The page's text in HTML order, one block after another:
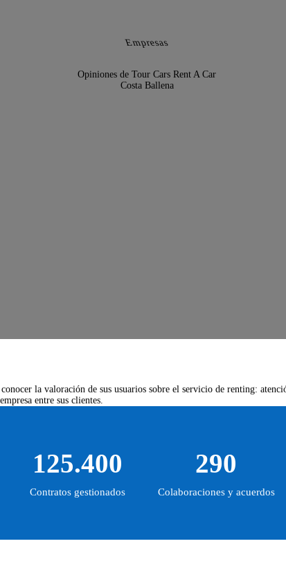
Empresas
Opiniones de Tour Cars Rent A Car
Costa Ballena
la valoración de sus usuarios sobre el servicio de renting:
entre sus clientes.
125.400
Contratos gestionados
290
Colaboraciones y acuerdos